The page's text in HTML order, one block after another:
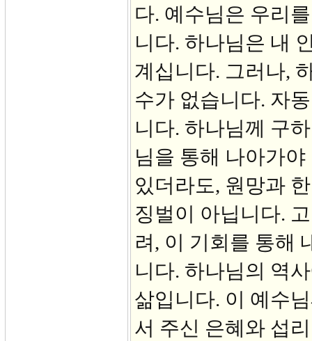
다. 예수님은 우리
니다. 하나님은 내
계십니다. 그러나,
수가 없습니다. 자
니다. 하나님께 구
님을 통해 나아가
있더라도, 원망과
징벌이 아닙니다.
려, 이 기회를 통해
니다. 하나님의 역
삶입니다. 이 예수
서 주신 은혜와 섭